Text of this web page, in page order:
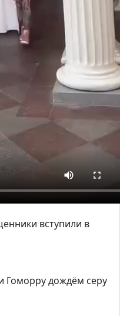
вступили в
Гоморру дождём серу